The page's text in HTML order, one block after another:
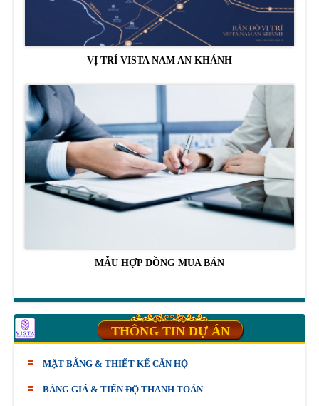
VỊ TRÍ VISTA NAM AN KHÁNH
MẪU HỢP ĐỒNG MUA BÁN
THÔNG TIN DỰ ÁN
MẶT BẰNG & THIẾT KẾ CĂN HỘ
BẢNG GIÁ & TIẾN ĐỘ THANH TOÁN